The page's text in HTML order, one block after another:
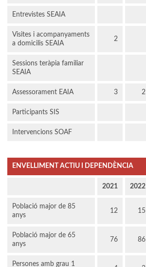
Entrevistes SEAIA
Visites i acompanyaments
a domicilis SEAIA
2
Sessions teràpia familiar
SEAIA
Assessorament EAIA 3 2
Participants SIS
Intervencions SOAF
ENVELLIMENT ACTIU I DEPENDÈNCIA
2021 2022
Població major de 85
anys
12 15
Població major de 65
anys
76 86
Persones amb grau 1